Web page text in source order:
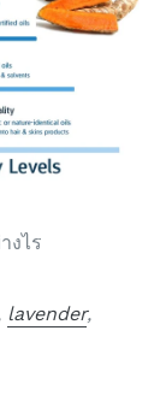
งไร
lavender,